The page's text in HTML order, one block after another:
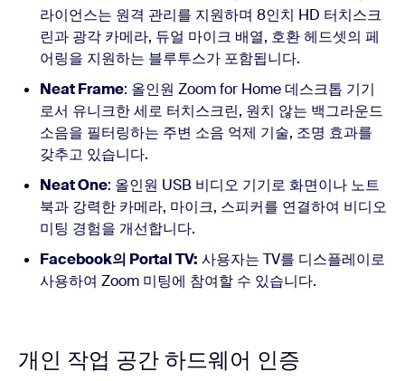
라이언스는 원격 관리를 지원하며 8인치 HD 터치스크
린과 광각 카메라, 듀얼 마이크 배열, 호환 헤드셋의 페
어링을 지원하는 블루투스가 포함됩니다.
Neat Frame: 올인원 Zoom for Home 데스크톱 기기
로서 유니크한 세로 터치스크린, 원치 않는 백그라운드
소음을 필터링하는 주변 소음 억제 기술, 조명 효과를
갖추고 있습니다.
Neat One: 올인원 USB 비디오 기기로 화면이나 노트
북과 강력한 카메라, 마이크, 스피커를 연결하여 비디오
미팅 경험을 개선합니다.
Facebook의 Portal TV: 사용자는 TV를 디스플레이로
사용하여 Zoom 미팅에 참여할 수 있습니다.
개인 작업 공간 하드웨어 인증